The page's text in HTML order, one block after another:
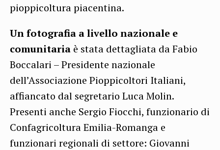
pioppicoltura piacentina.
Un fotografia a livello nazionale e
comunitaria è stata dettagliata da Fabio
Boccalari – Presidente nazionale
dell’Associazione Pioppicoltori Italiani,
affiancato dal segretario Luca Molin.
Presenti anche Sergio Fiocchi, funzionario di
Confagricoltura Emilia-Romanga e
funzionari regionali di settore: Giovanni